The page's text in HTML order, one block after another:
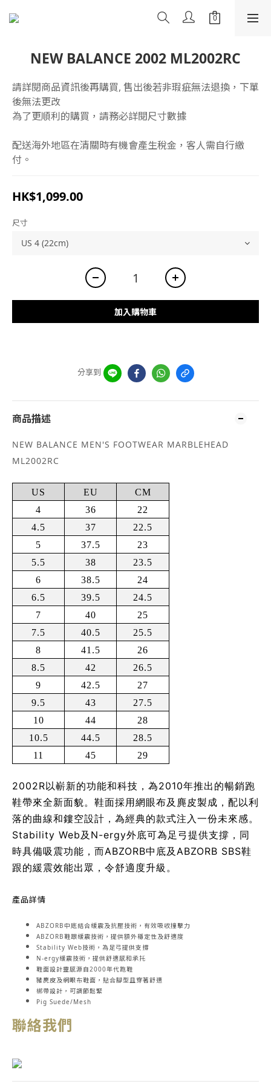
NEW BALANCE 2002 ML2002RC
請詳閱商品資訊後再購買, 售出後若非瑕疵無法退換，下單
後無法更改
為了更順利的購買，請務必詳閱尺寸數據
配送海外地區在清關時有機會產生稅金，客人需自行繳
付。
HK$1,099.00
尺寸
加入購物車
分享到
商品描述
NEW BALANCE MEN'S FOOTWEAR MARBLEHEAD
ML2002RC
US EU
CM
4
36
22
4.5
37
22.5
5
37.5
23
5.5
38
23.5
6
38.5
24
6.5
39.5
24.5
7
40
25
7.5
40.5
25.5
8
41.5
26
8.5
42
26.5
9
42.5
27
9.5
43
27.5
10
44
28
10.5
44.5
28.5
11
45 29
2002R以嶄新的功能和科技，為2010年推出的暢銷跑
鞋帶來全新面貌。鞋面採用網眼布及麂皮製成，配以利
落的曲線和鏤空設計，為經典的款式注入一份未來感。
Stability Web及N-ergy外底可為足弓提供支撐，同
時具備吸震功能，而ABZORB中底及ABZORB SBS鞋
跟的緩震效能出眾，令舒適度升級。
產品詳情
ABZORB中底結合緩震及抗壓技術，有效吸收撞擊力
ABZORB鞋跟緩震技術，提供額外穩定性及舒適度
Stability Web技術，為足弓提供支撐
N-ergy緩震技術，提供舒適感和承托
鞋面設計靈感源自2000年代跑鞋
豬麂皮及網眼布鞋面，貼合腳型且穿著舒適
綁帶設計，可調節鬆緊
Pig Suede/Mesh
聯絡我們